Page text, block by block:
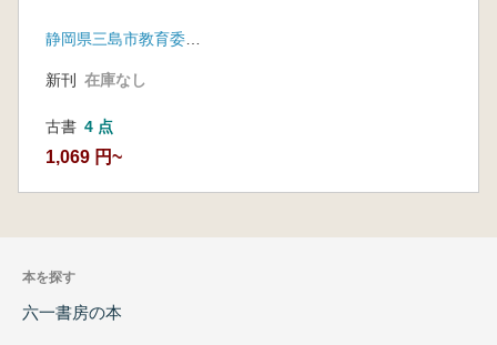
新刊 在庫なし
古書 4 点
1,069 円~
本を探す
六一書房の本